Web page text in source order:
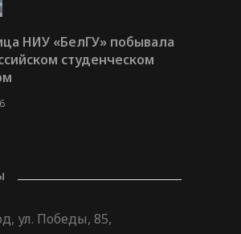
НИУ «БелГУ» побывала
студенческом
ул. Победы, 85,